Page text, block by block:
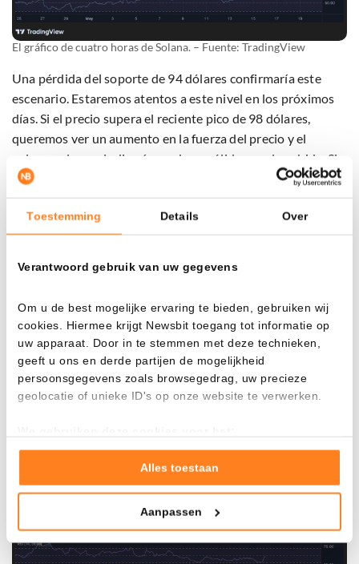
Toestemming Details Over
Verantwoord gebruik van uw gegevens
Om u de best mogelijke ervaring te bieden, gebruiken wij
cookies. Hiermee krijgt Newsbit toegang tot informatie op
uw apparaat. Door in te stemmen met deze technieken,
geeft u ons en derde partijen de mogelijkheid
persoonsgegevens zoals browsegedrag, uw precieze
geolocatie of unieke ID's op onze website te verwerken.
Goed laten functioneren van deze website
Verzamelen van gebruiksstatistieken
Tonen en meten van relevante advertenties
Klik hieronder om ons toestemming te geven om deze
maak gedetailleerde keuzes, waaronder het maken van
Alles toestaan
Aanpassen
El gráfico de cuatro horas de Solana. – Fuente: TradingView
Una pérdida del soporte de 94 dólares confirmaría este
escenario. Estaremos atentos a este nivel en los próximos
días. Si el precio supera el reciente pico de 98 dólares,
queremos ver un aumento en la fuerza del precio y el
volumen, lo que indicaría una base sólida para la subida. Si
el precio pierde la zona de 94 dólares, el primer objetivo
será 90 dólares.
gráfico muestra el valor de SOL en comparación con ETH.
Podría ofrecer una respuesta sobre si SOL es una buena
inversión a largo plazo comparado con ETH.